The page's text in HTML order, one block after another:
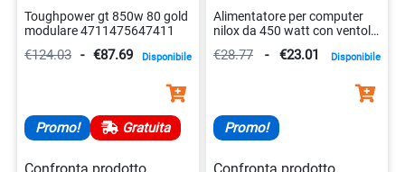
Toughpower gt 850w 80 gold
modulare 4711475647411
€124.03 - €87.69 Disponibile
Promo! Gratuita
Alimentatore per computer
nilox da 450 watt con ventola
€28.77 - €23.01 Disponibile
Promo!